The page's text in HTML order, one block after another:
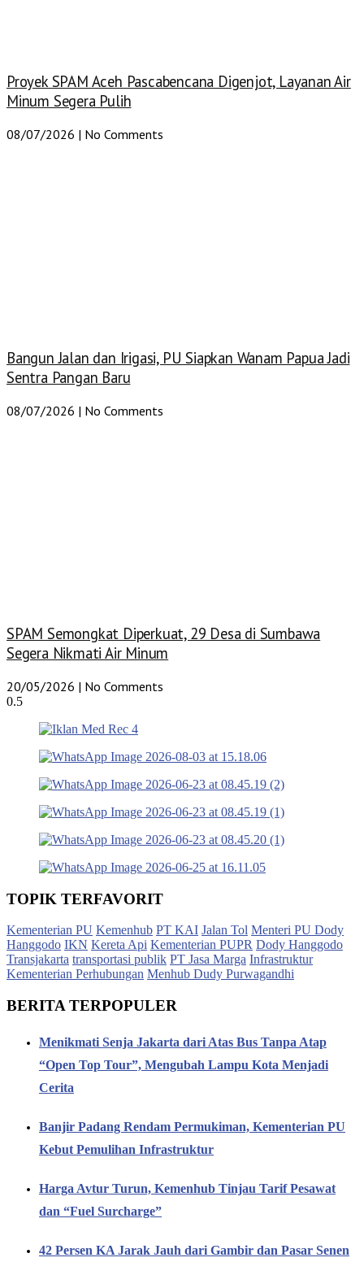
Proyek SPAM Aceh Pascabencana Digenjot, Layanan Air
Minum Segera Pulih
08/07/2026 No Comments
Bangun Jalan dan Irigasi, PU Siapkan Wanam Papua Jadi
Sentra Pangan Baru
08/07/2026 No Comments
SPAM Semongkat Diperkuat, 29 Desa di Sumbawa
Segera Nikmati Air Minum
20/05/2026 No Comments
TOPIK TERFAVORIT
Kementerian PU Kemenhub PT KAI Jalan Tol Menteri PU Dody
Hanggodo IKN Kereta Api Kementerian PUPR Dody Hanggodo
Transjakarta transportasi publik PT Jasa Marga Infrastruktur
Kementerian Perhubungan Menhub Dudy Purwagandhi
BERITA TERPOPULER
Menikmati Senja Jakarta dari Atas Bus Tanpa Atap
“Open Top Tour”, Mengubah Lampu Kota Menjadi
Cerita
Banjir Padang Rendam Permukiman, Kementerian PU
Kebut Pemulihan Infrastruktur
Harga Avtur Turun, Kemenhub Tinjau Tarif Pesawat
dan “Fuel Surcharge”
42 Persen KA Jarak Jauh dari Gambir dan Pasar Senen